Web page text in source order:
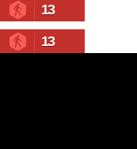
13
13